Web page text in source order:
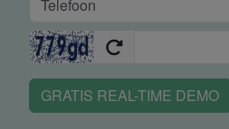
GRATIS REAL-TIME DEMO